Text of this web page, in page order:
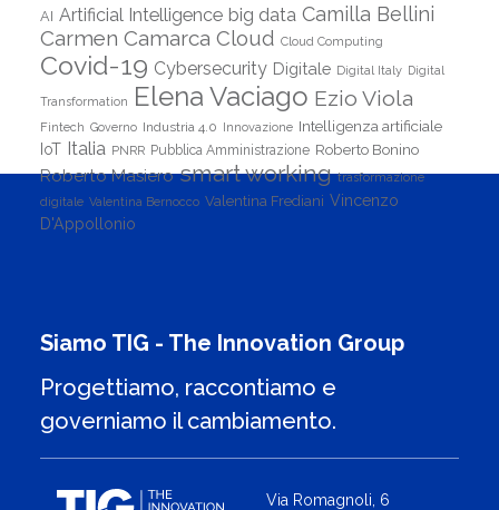
AI Artificial Intelligence big data Camilla Bellini
Carmen Camarca Cloud Cloud Computing
Covid-19 Cybersecurity Digitale Digital Italy Digital
Transformation Elena Vaciago Ezio Viola
Fintech Governo Industria 4.0 Innovazione Intelligenza artificiale
IoT Italia PNRR Pubblica Amministrazione Roberto Bonino
Roberto Masiero smart working trasformazione
digitale Valentina Bernocco Valentina Frediani Vincenzo
D'Appollonio
Siamo TIG - The Innovation Group
Progettiamo, raccontiamo e
governiamo il cambiamento.
Via Romagnoli, 6